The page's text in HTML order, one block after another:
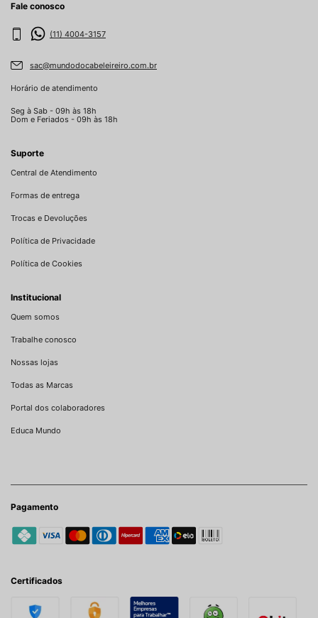
Fale conosco
(11) 4004-3157
sac@mundodocabeleireiro.com.br
Horário de atendimento
Seg à Sab - 09h às 18h
Dom e Feriados - 09h às 18h
Suporte
Central de Atendimento
Formas de entrega
Trocas e Devoluções
Política de Privacidade
Política de Cookies
Institucional
Quem somos
Trabalhe conosco
Nossas lojas
Todas as Marcas
Portal dos colaboradores
Educa Mundo
Pagamento
Certificados